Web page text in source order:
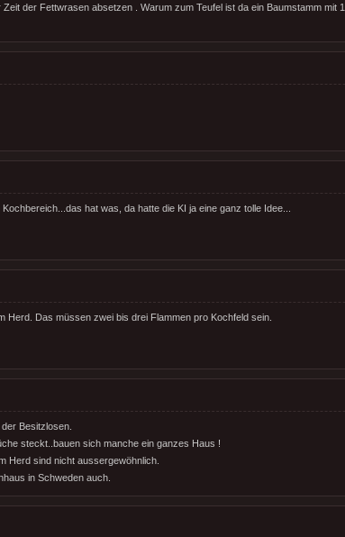
der Fettwrasen absetzen . Warum zum Teufel ist da ein Baumstamm mit
hat was, da hatte die KI ja eine ganz tolle Idee...
Herd. Das müssen zwei bis drei Flammen pro Kochfeld sein.
Besitzlosen.
steckt..bauen sich manche ein ganzes Haus !
Herd sind nicht aussergewöhnlich.
in Schweden auch.